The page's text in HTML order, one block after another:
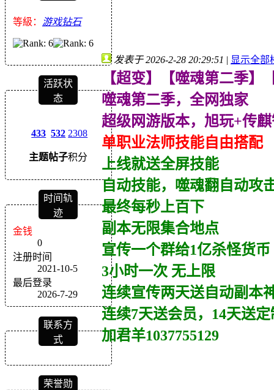
等級： 游戏钻石
活跃状
态
433
主题
532
帖子
2308
积分
时间轨
迹
金钱
0
注册时间
2021-10-5
最后登录
2026-7-29
联系方
式
荣誉勋
发表于 2026-2-28 20:29:51 | 显示全部
【超变】【噬魂第二季】
噬魂第二季，全网独家
超级网游版本，旭玩+传
单职业法师技能自由搭配
上线就送全屏技能
自动技能，噬魂翻自动攻
最终每秒上百下
副本无限集合地点
宣传一个群给1亿杀怪货币
3小时一次 无上限
连续宣传两天送自动副本
连续7天送会员，14天送定
加君羊1037755129